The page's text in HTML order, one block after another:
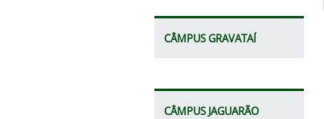
CÂMPUS GRAVATAÍ
CÂMPUS JAGUARÃO